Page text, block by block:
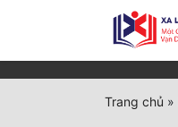
Trang chủ »